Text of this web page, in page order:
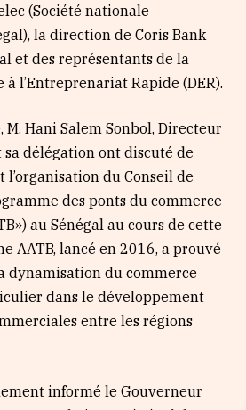
(Société nationale
la direction de Coris Bank
et des représentants de la
l’Entreprenariat Rapide (DER).
M. Hani Salem Sonbol, Directeur
sa délégation ont discuté de
du Conseil de
des ponts du commerce
au Sénégal au cours de cette
AATB, lancé en 2016, a prouvé
dynamisation du commerce
dans le développement
entre les régions
informé le Gouverneur